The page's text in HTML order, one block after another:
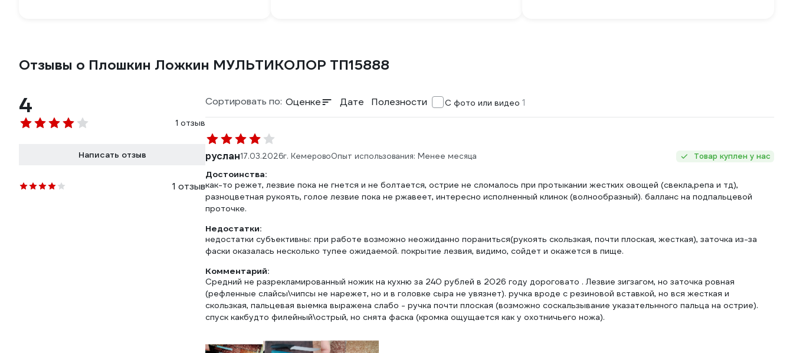
Отзывы о Плошкин Ложкин МУЛЬТИКОЛОР ТП15888
4
1 отзыв
Написать отзыв
1 отзыв
Сортировать по: Оценке Дате Полезности С фото или видео 1
руслан17.03.2026г. КемеровоОпыт использования: Менее месяца Товар куплен у нас
Достоинства:
как-то режет, лезвие пока не гнется и не болтается, острие не сломалось при протыкании жестких овощей (свекла,репа и тд),
разноцветная рукоять, голое лезвие пока не ржавеет, интересно исполненный клинок (волнообразный). балланс на подпальцевой
проточке.
Недостатки:
недостатки субъективны: при работе возможно неожиданно пораниться(рукоять скользкая, почти плоская, жесткая), заточка из-за
фаски оказалась несколько тупее ожидаемой. покрытие лезвия, видимо, сойдет и окажется в пище.
Комментарий:
Средний не разрекламированный ножик на кухню за 240 рублей в 2026 году дороговато . Лезвие зигзагом, но заточка ровная
(рефленные слайсы\чипсы не нарежет, но и в головке сыра не увязнет). ручка вроде с резиновой вставкой, но вся жесткая и
скользкая, пальцевая выемка выражена слабо - ручка почти плоская (возможно соскальзывание указательнного пальца на острие).
спуск какбудто филейный\острый, но снята фаска (кромка ощущается как у охотничьего ножа).